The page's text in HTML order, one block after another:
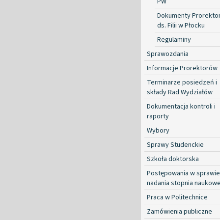
Dokumenty
ds. Filii w Płocku
Regulaminy
Sprawozdania
Informacje Prorektorów
Terminarze posiedzeń i
składy Rad Wydziałów
Dokumentacja kontroli i
raporty
Wybory
Sprawy Studenckie
Szkoła doktorska
Postępowania w sprawie
nadania stopnia
Praca w Politechnice
Zamówienia publiczne